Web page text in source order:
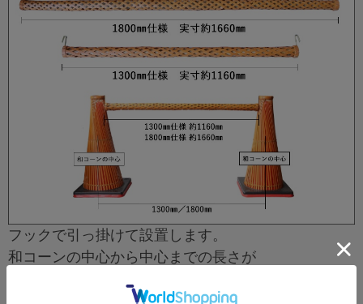
フックで引っ掛けて設置します。
和コーンの中心から中心までの長さが